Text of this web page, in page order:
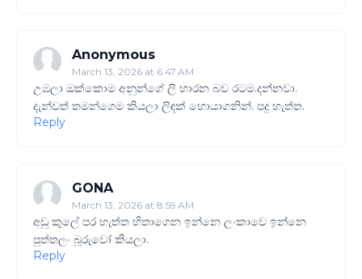
Anonymous
March 13, 2026 at 6:47 AM
උඹලා ඔක්කොම අනුන්ගේ ලි හාරන බව රටම.දන්නවා.
දැන්වත් තමන්ගෙම කියලා ලිඳක් හොයාගනින්. පදු හැත්ත.
Reply
GONA
March 13, 2026 at 8:59 AM
අඩු කුලේ පර හැත්ත හිතාගෙන ඉන්නෙ ලංකාවෙ ඉන්නෙ
පුත්තලං බූරුවෝ කියලා.
Reply